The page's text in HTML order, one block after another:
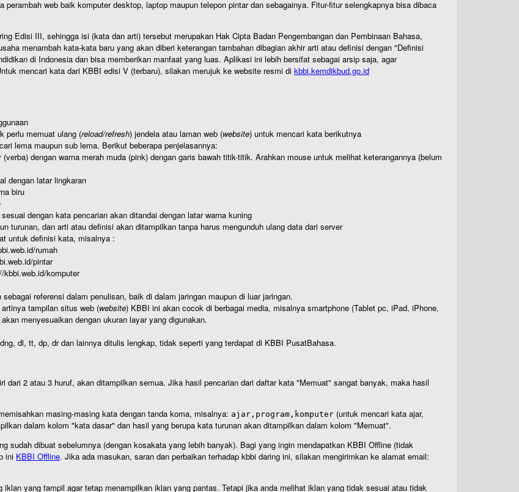
web baik komputer desktop, laptop maupun telepon pintar dan sebagainya. Fitur-fitur selengkapnya bisa dibaca
Edisi III, sehingga isi (kata dan arti) tersebut merupakan Hak Cipta Badan Pengembangan dan Pembinaan Bahasa,
menambah kata-kata baru yang akan diberi keterangan tambahan dibagian akhir arti atau definisi dengan "Definisi
di Indonesia dan bisa memberikan manfaat yang luas. Aplikasi ini lebih bersifat sebagai arsip saja, agar
mencari kata dari KBBI edisi V (terbaru), silakan merujuk ke website resmi di kbbi.kemdikbud.go.id
perlu memuat ulang (reload/refresh) jendela atau laman web (website) untuk mencari kata berikutnya
lema maupun sub lema. Berikut beberapa penjelasannya:
dengan warna merah muda (pink) dengan garis bawah titik-titik. Arahkan mouse untuk melihat keterangannya (belum
dengan latar lingkaran
biru
dengan kata pencarian akan ditandai dengan latar warna kuning
turunan, dan arti atau definisi akan ditampilkan tanpa harus mengunduh ulang data dari server
untuk definisi kata, misalnya :
rumah
pintar
kbbi.web.id/komputer
referensi dalam penulisan, baik di dalam jaringan maupun di luar jaringan.
artinya tampilan situs web (website) KBBI ini akan cocok di berbagai media, misalnya smartphone (Tablet pc, iPad, iPhone,
menyesuaikan dengan ukuran layar yang digunakan.
dl, tt, dp, dr dan lainnya ditulis lengkap, tidak seperti yang terdapat di KBBI PusatBahasa.
dari 2 atau 3 huruf, akan ditampilkan semua. Jika hasil pencarian dari daftar kata "Memuat" sangat banyak, maka hasil
masing-masing kata dengan tanda koma, misalnya: ajar,program,komputer (untuk mencari kata ajar,
dalam kolom "kata dasar" dan hasil yang berupa kata turunan akan ditampilkan dalam kolom "Memuat".
sudah dibuat sebelumnya (dengan kosakata yang lebih banyak). Bagi yang ingin mendapatkan KBBI Offline (tidak
ini KBBI Offline. Jika ada masukan, saran dan perbaikan terhadap kbbi daring ini, silakan mengirimkan ke alamat email:
yang tampil agar tetap menampilkan iklan yang pantas. Tetapi jika anda melihat iklan yang tidak sesuai atau tidak